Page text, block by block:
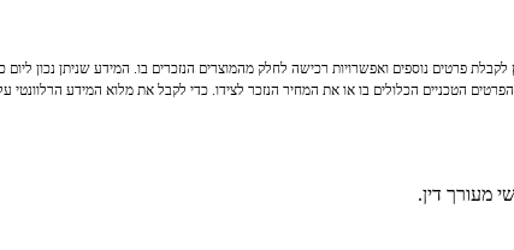
פרטים נוספים ואפשרויות רכישה לחלק מהמוצרים הנזכרים בו. המידע שניתן נכון ליום
הטכניים הכלולים בו או את המחיר הנזכר לצידו. כדי לקבל את מלוא המידע הרלוונטי
מעורך דין.